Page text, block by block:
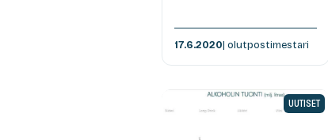
17.6.2020| olutpostimestari
UUTISET